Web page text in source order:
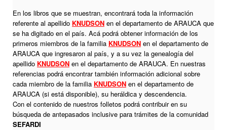
En los libros que se muestran, encontrará toda la información
referente al apellido KNUDSON en el departamento de ARAUCA que
se ha digitado en el país. Acá podrá obtener información de los
primeros miembros de la familia KNUDSON en el departamento de
ARAUCA que ingresaron al país, y a su vez la genealogía del
apellido KNUDSON en el departamento de ARAUCA. En nuestras
referencias podrá encontrar también información adicional sobre
cada miembro de la familia KNUDSON en el departamento de
ARAUCA (si está disponible), su heráldica y descendencia.
Con el contenido de nuestros folletos podrá contribuir en su
búsqueda de antepasados inclusive para trámites de la comunidad
SEFARDI